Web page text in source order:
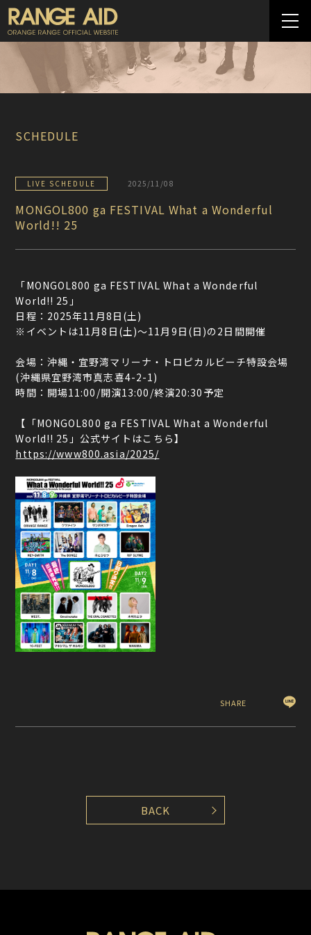
SCHEDULE
LIVE SCHEDULE 2025/11/08
MONGOL800 ga FESTIVAL What a Wonderful
World!! 25
「MONGOL800 ga FESTIVAL What a Wonderful
World!! 25」
日程：2025年11月8日(土)
※イベントは11月8日(土)〜11月9日(日)の2日間開催
会場：沖縄・宜野湾マリーナ・トロピカルビーチ特設会場
(沖縄県宜野湾市真志喜4-2-1)
時間：開場11:00/開演13:00/終演20:30予定
【「MONGOL800 ga FESTIVAL What a Wonderful
World!! 25」公式サイトはこちら】
https://www800.asia/2025/
SHARE
BACK